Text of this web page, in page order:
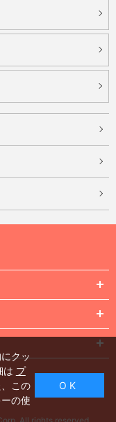
クッ
は プ
この
の使
O K